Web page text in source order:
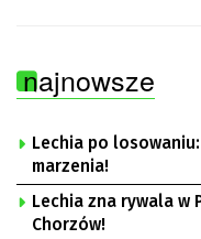
najnowsze
Lechia po losowaniu:
marzenia!
Lechia zna rywala w
Chorzów!